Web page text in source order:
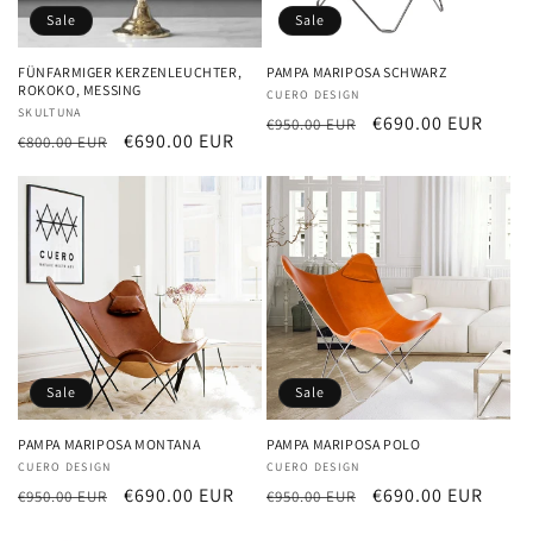
Sale
FÜNFARMIGER KERZENLEUCHTER,
ROKOKO, MESSING
Anbieter:
SKULTUNA
Normaler
Preis
€800.00 EUR Verkaufspreis
€690.00 EUR
Sale
PAMPA MARIPOSA SCHWARZ
Anbieter:
CUERO DESIGN
Normaler
€950.00 EUR Verkaufspreis
€690.00 EUR
Sale
PAMPA MARIPOSA MONTANA
Anbieter:
CUERO DESIGN
Normaler
€950.00 EUR Verkaufspreis
€690.00 EUR
Sale
PAMPA MARIPOSA POLO
Anbieter:
CUERO DESIGN
Normaler
€950.00 EUR Verkaufspreis
€690.00 EUR